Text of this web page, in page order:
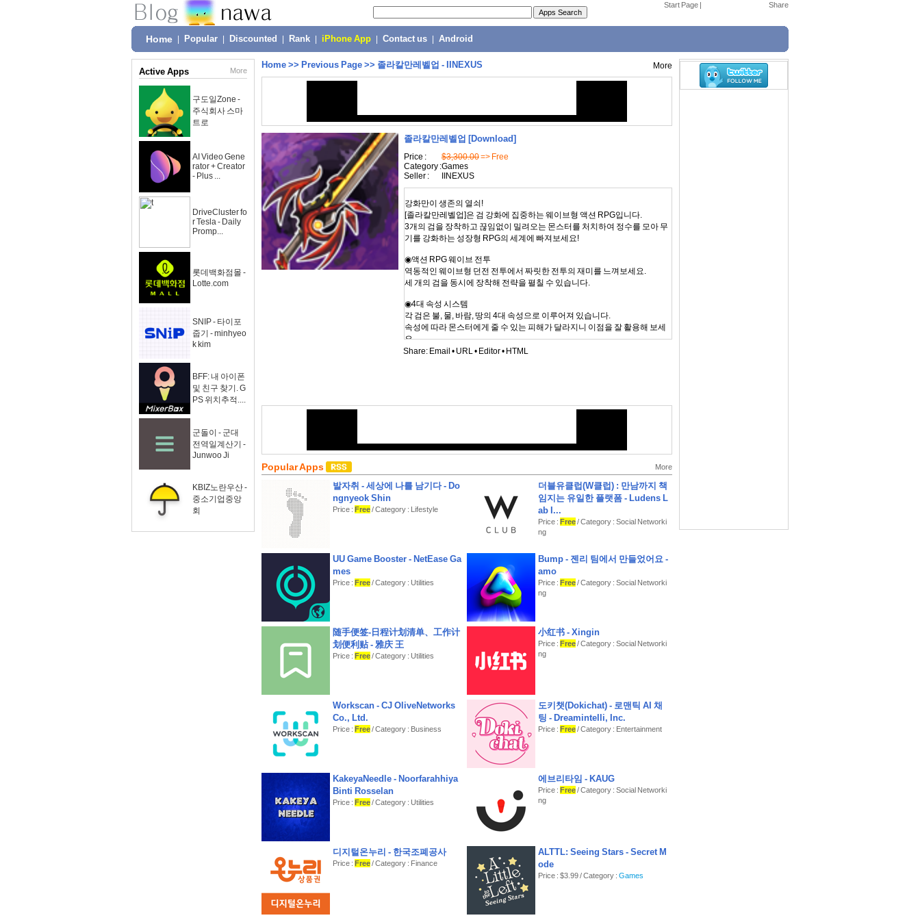
Start Page |
Home Popular Discounted Rank iPhone App Contact us Android
Active Apps More
구도일Zone -
주식회사 스마
트로
AI Video Gene
rator + Creator
- Plus ...
DriveCluster fo
r Tesla - Daily
Promp...
롯데백화점몰 -
Lotte.com
SNIP - 타이포
줍기 - minhyeo
k kim
BFF: 내 아이폰
및 친구 찾기. G
PS 위치추적....
군돌이 - 군대
전역일계산기 -
Junwoo Ji
KBIZ노란우산 -
중소기업중앙
회
Home >> Previous Page >> 졸라칼만레벨업 - IINEXUS More
졸라칼만레벨업 [Download]
Price : $3,300.00=> Free
Category :Games
Seller :
IINEXUS
강화만이 생존의 열쇠!
[졸라칼만레벨업]은 검 강화에 집중하는 웨이브형 액션 RPG입니다.
3개의 검을 장착하고 끊임없이 밀려오는 몬스터를 처치하여 정수를 모아 무
기를 강화하는 성장형 RPG의 세계에 빠져보세요!
◉액션 RPG 웨이브 전투
역동적인 웨이브형 던전 전투에서 짜릿한 전투의 재미를 느껴보세요.
세 개의 검을 동시에 장착해 전략을 펼칠 수 있습니다.
◉4대 속성 시스템
각 검은 불, 물, 바람, 땅의 4대 속성으로 이루어져 있습니다.
속성에 따라 몬스터에게 줄 수 있는 피해가 달라지니 이점을 잘 활용해 보세
요.
능력치는 달라질 수 있습니다.
◉이런 분들께 추천드립니다
-강화 게임을 즐기시는 분
Share: Email • URL• Editor• HTML
Popular Apps More
발자취 - 세상에 나를 남기다 - Do
ngnyeok Shin
Price : Free/ Category : Lifestyle
더블유클럽(W클럽) : 만남까지 책
임지는 유일한 플랫폼 - Ludens L
ab I...
Price : Free/ Category : Social Networki
ng
UU Game Booster - NetEase Ga
mes
Price : Free/ Category : Utilities
Bump - 젠리 팀에서 만들었어요 -
amo
Price : Free/ Category : Social Networki
ng
随手便签-日程计划清单、工作计
划便利贴 - 雅庆 王
Price : Free/ Category : Utilities
小红书 - Xingin
Price : Free/ Category : Social Networki
ng
Workscan - CJ OliveNetworks
Co., Ltd.
Price : Free/ Category : Business
도키챗(Dokichat) - 로맨틱 AI 채
팅 - Dreamintelli, Inc.
Price : Free/ Category : Entertainment
KakeyaNeedle - Noorfarahhiya
Binti Rosselan
Price : Free/ Category : Utilities
에브리타임 - KAUG
Price : Free/ Category : Social Networki
ng
디지털온누리 - 한국조폐공사
Price : Free/ Category : Finance
ALTTL: Seeing Stars - Secret M
ode
Price : $3.99 / Category : Games